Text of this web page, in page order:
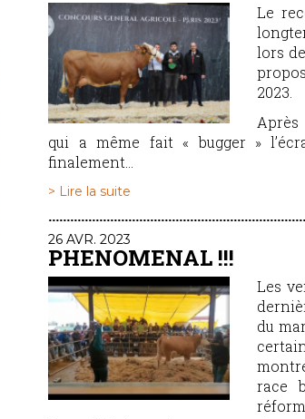
Le
lors
2023.
Après
qui a même fait « bugger »
finalement...
> Lire la suite
26 AVR. 2023
PHENOMENAL !!!
Les
du
race